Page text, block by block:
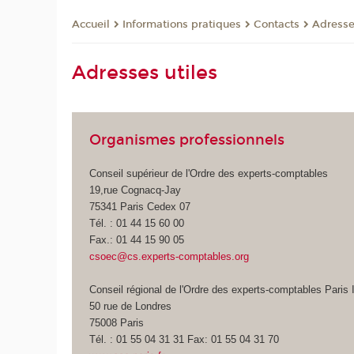
Accueil Informations pratiques Contacts
Adresses utiles
Organismes professionnels
Conseil supérieur de l'Ordre des experts-comptables
19,rue Cognacq-Jay
75341 Paris Cedex 07
Tél. : 01 44 15 60 00
Fax.: 01 44 15 90 05
csoec@cs.experts-comptables.org
Conseil régional de l'Ordre des experts-comptables Paris
50 rue de Londres
75008 Paris
Tél. : 01 55 04 31 31 Fax: 01 55 04 31 70